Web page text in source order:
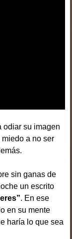
odiar su imagen
a no ser
sin ganas de
un escrito
. En ese
en su mente
haría lo que sea